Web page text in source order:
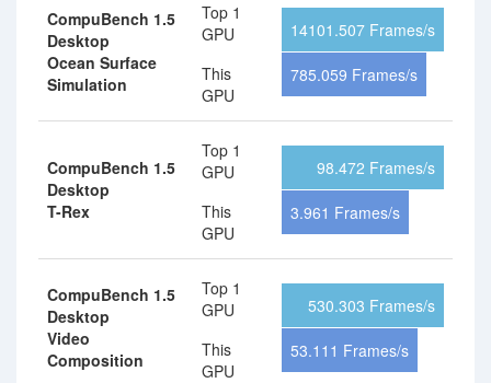
CompuBench 1.5
Desktop
Ocean Surface
Simulation
Top 1
GPU
This
GPU
14101.507 Frames/s
785.059 Frames/s
CompuBench 1.5
Desktop
T-Rex
Top 1
GPU
This
GPU
98.472 Frames/s
3.961 Frames/s
CompuBench 1.5
Desktop
Video
Composition
Top 1
GPU
This
GPU
530.303 Frames/s
53.111 Frames/s